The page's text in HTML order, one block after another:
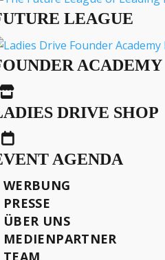
LEAGUE
ACADEMY

DRIVE SHOP

AGENDA
WERBUNG
PRESSE
ÜBER UNS
MEDIENPARTNER
TEAM
ES SICH HIER AUF
wie wir gemeinsam die